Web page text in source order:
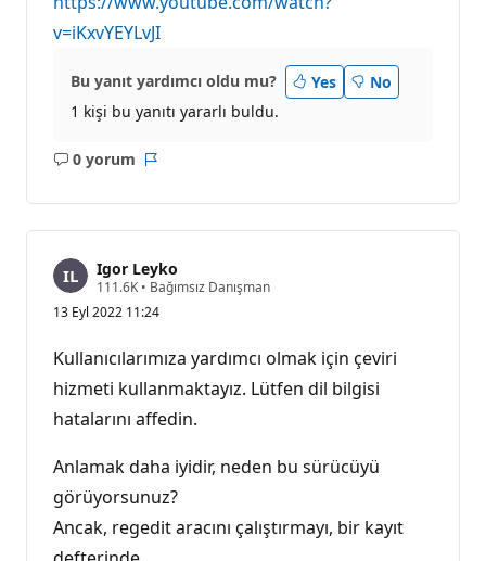
u
a
v=iKxvYEYLvJI
Bu yanıt yardımcı oldu mu? Yes
No
1 kişi bu yanıtı yararlı buldu.
0 yorum
Açıklama
Igor Leyko
111.6K S
y
ı
n
l
ı
k
a
ı
• Bağımsız Danışman
13 Eyl 2022 11:24
Kullanıcılarımıza yardımcı olmak için çeviri
hizmeti kullanmaktayız. Lütfen dil bilgisi
hatalarını affedin.
Anlamak daha iyidir, neden bu sürücüyü
görüyorsunuz?
Ancak, regedit aracını çalıştırmayı, bir kayıt